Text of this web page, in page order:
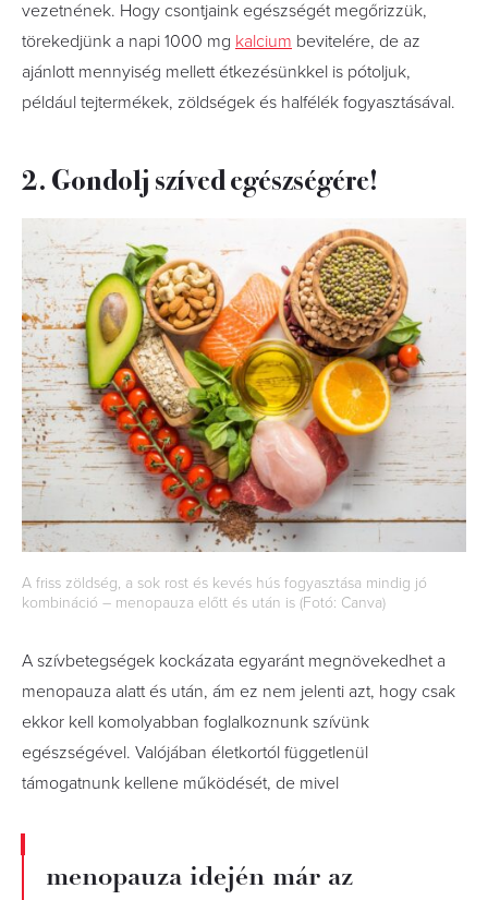
vezetnének. Hogy csontjaink egészségét megőrizzük,
törekedjünk a napi 1000 mg kalcium bevitelére, de az
ajánlott mennyiség mellett étkezésünkkel is pótoljuk,
például tejtermékek, zöldségek és halfélék fogyasztásával.
2. Gondolj szíved egészségére!
A friss zöldség, a sok rost és kevés hús fogyasztása mindig jó
kombináció – menopauza előtt és után is (Fotó: Canva)
A szívbetegségek kockázata egyaránt megnövekedhet a
menopauza alatt és után, ám ez nem jelenti azt, hogy csak
ekkor kell komolyabban foglalkoznunk szívünk
egészségével. Valójában életkortól függetlenül
támogatnunk kellene működését, de mivel
menopauza idején már az